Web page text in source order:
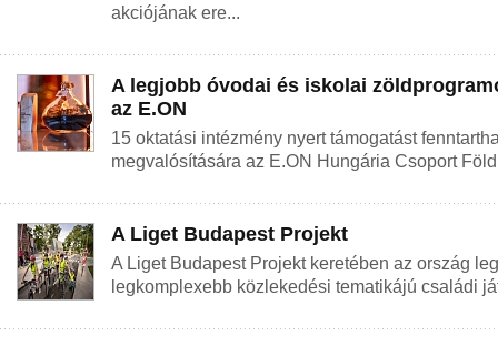
akciójának ere...
A legjobb óvodai és iskolai
az E.ON
15 oktatási intézmény nyert támogatást
megvalósítására az E.ON Hungária Csoport
A Liget Budapest Projekt
A Liget Budapest Projekt keretében az ország
legkomplexebb közlekedési tematikájú családi